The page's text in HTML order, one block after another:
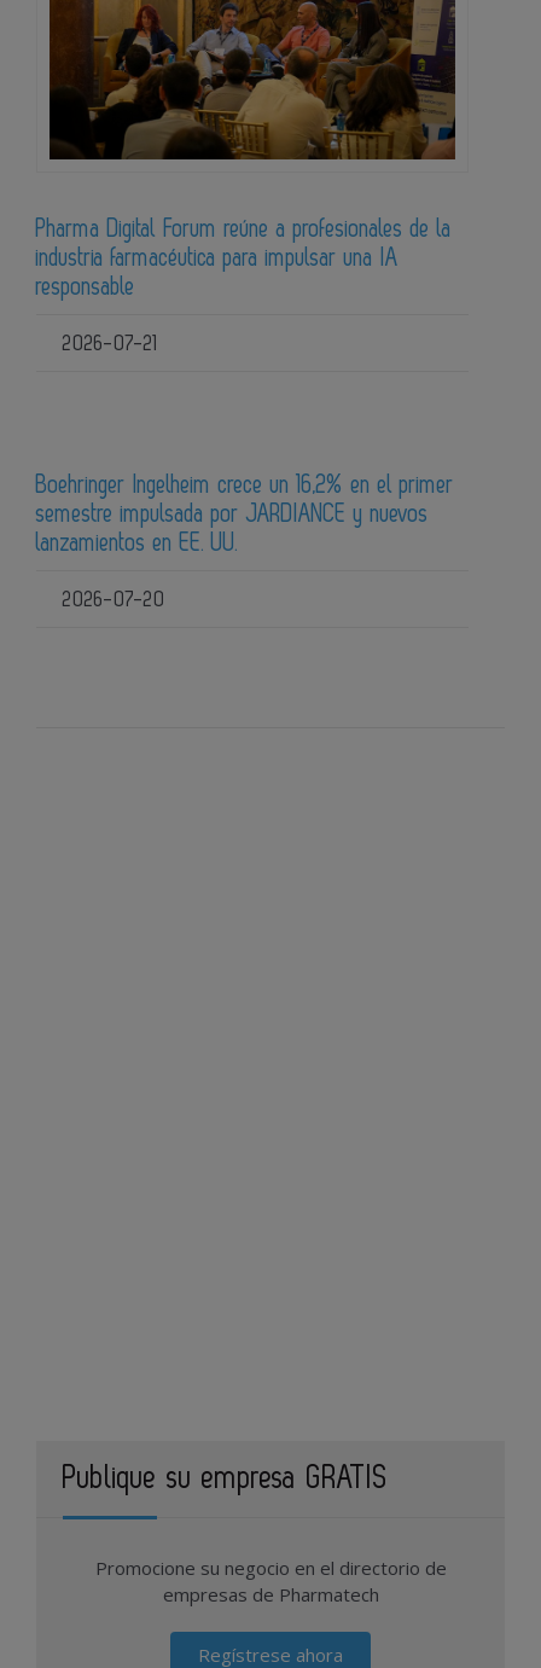
Pharma Digital Forum reúne a profesionales de la
industria farmacéutica para impulsar una IA
responsable
2026-07-21
Boehringer Ingelheim crece un 16,2% en el primer
semestre impulsada por JARDIANCE y nuevos
lanzamientos en EE. UU.
2026-07-20
Publique su empresa GRATIS
Promocione su negocio en el directorio de
empresas de Pharmatech
Regístrese ahora